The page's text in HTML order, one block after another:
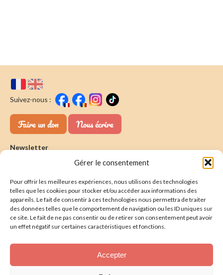
Gérer le consentement
Pour offrir les meilleures expériences, nous utilisons des technologies
telles que les cookies pour stocker et/ou accéder aux informations des
appareils. Le fait de consentir à ces technologies nous permettra de traiter
des données telles que le comportement de navigation ou les ID uniques sur
ce site. Le fait de ne pas consentir ou de retirer son consentement peut avoir
un effet négatif sur certaines caractéristiques et fonctions.
Accepter
Suivez-nous :
Faire un don Nous écrire
Newsletter
Souscrire
J'ai lu & j'accepte la politique de confidentalité
Présentation
Nos actions